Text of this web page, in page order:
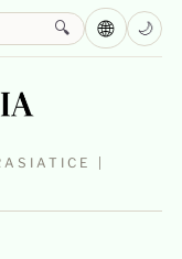
|
🔍 🌐 🌙